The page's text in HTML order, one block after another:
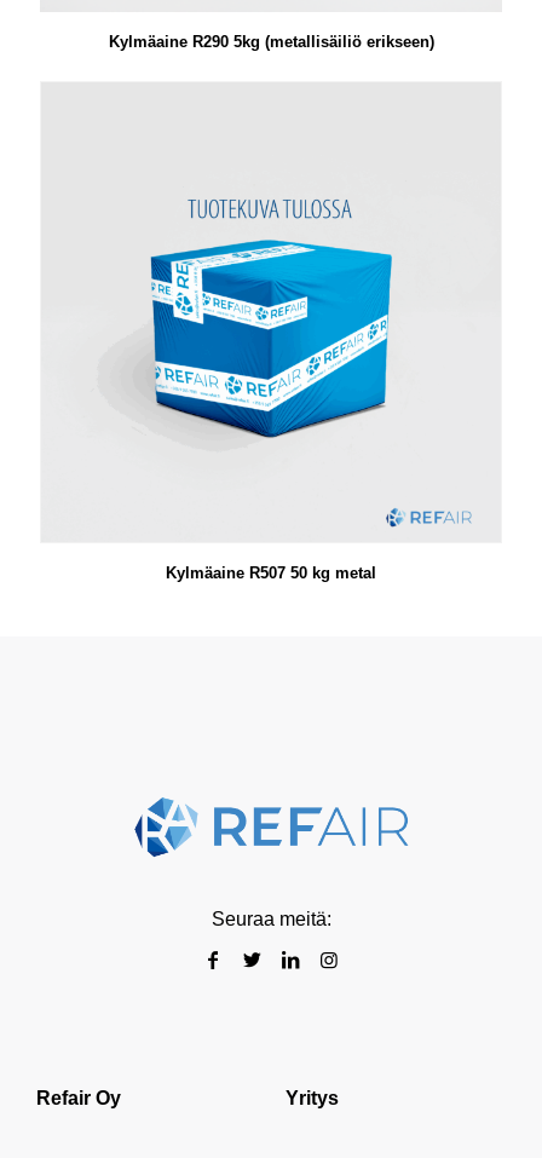
Kylmäaine R290 5kg (metallisäiliö erikseen)
Kylmäaine R507 50 kg metal
Seuraa meitä:
Refair Oy Yritys